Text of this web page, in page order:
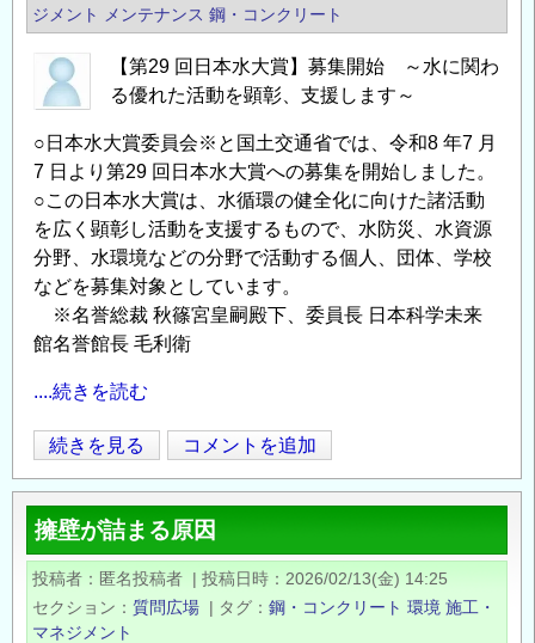
ジメント
メンテナンス 鋼・コンクリート
【第29 回日本水大賞】募集開始 ～水に関わ
る優れた活動を顕彰、支援します～
○日本水大賞委員会※と国土交通省では、令和8 年7 月
7 日より第29 回日本水大賞への募集を開始しました。
○この日本水大賞は、水循環の健全化に向けた諸活動
を広く顕彰し活動を支援するもので、水防災、水資源
分野、水環境などの分野で活動する個人、団体、学校
などを募集対象としています。
※名誉総裁 秋篠宮皇嗣殿下、委員長 日本科学未来
館名誉館長 毛利衛
....続きを読む
【第
29
回
日
本
大
続きを見る コメントを追加
擁壁が詰まる原因
投稿者 匿名投稿者 | 投稿日時
2026/02/13(金) 14:25
セクション
質問広場 | タグ 鋼・コンクリート 環境 施工・
マネジメント